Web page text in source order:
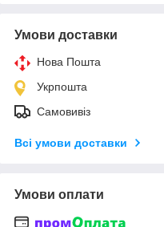
Умови доставки
Нова Пошта
Укрпошта
Самовивіз
Всі умови доставки
Умови оплати